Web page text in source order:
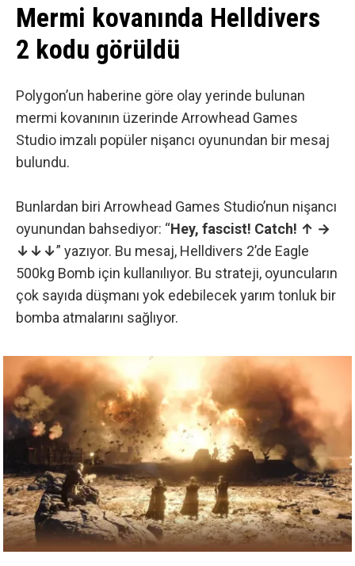
Mermi kovanında Helldivers
2 kodu görüldü
Polygon’un haberine göre olay yerinde bulunan
mermi kovanının üzerinde Arrowhead Games
Studio imzalı popüler nişancı oyunundan bir mesaj
bulundu.
Bunlardan biri Arrowhead Games Studio’nun nişancı
oyunundan bahsediyor: “Hey, fascist! Catch! ↑ →
↓↓↓” yazıyor. Bu mesaj, Helldivers 2’de Eagle
500kg Bomb için kullanılıyor. Bu strateji, oyuncuların
çok sayıda düşmanı yok edebilecek yarım tonluk bir
bomba atmalarını sağlıyor.